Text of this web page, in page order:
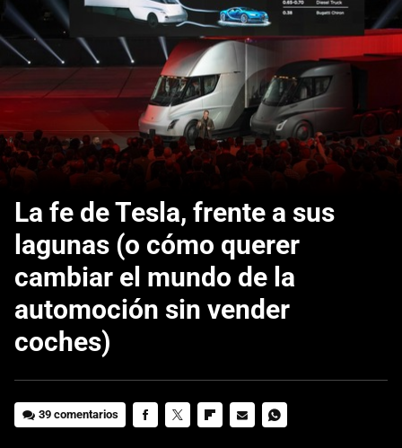
La fe de Tesla, frente a sus
lagunas (o cómo querer
cambiar el mundo de la
automoción sin vender
coches)
39 comentarios